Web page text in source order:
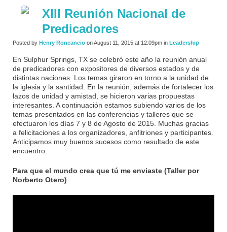
XIII Reunión Nacional de
Predicadores
Posted by Henry Roncancio on August 11, 2015 at 12:09pm in Leadership
En Sulphur Springs, TX se celebró este año la reunión anual
de predicadores con expositores de diversos estados y de
distintas naciones. Los temas giraron en torno a la unidad de
la iglesia y la santidad. En la reunión, además de fortalecer los
lazos de unidad y amistad, se hicieron varias propuestas
interesantes. A continuación estamos subiendo varios de los
temas presentados en las conferencias y talleres que se
efectuaron los días 7 y 8 de Agosto de 2015. Muchas gracias
a felicitaciones a los organizadores, anfitriones y participantes.
Anticipamos muy buenos sucesos como resultado de este
encuentro.
Para que el mundo crea que tú me enviaste (Taller por
Norberto Otero)